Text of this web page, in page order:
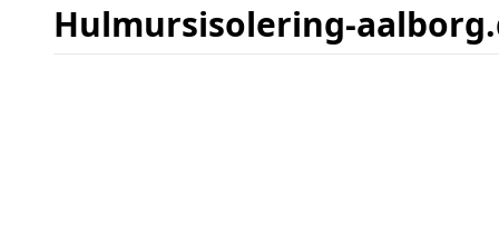
Hulmursisolering-